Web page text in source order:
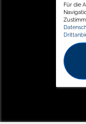
Für die